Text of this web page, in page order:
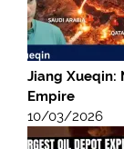
Jiang Xueqin:
Empire
10/03/2026